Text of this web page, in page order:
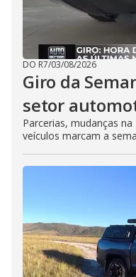
DO R7/03/08/2026
Giro da
setor
Parcerias, mudanças
veículos marcam a